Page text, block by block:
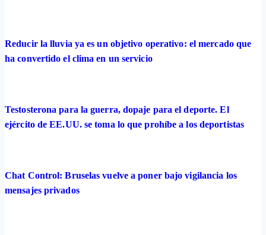
Reducir la lluvia ya es un objetivo operativo: el mercado que
ha convertido el clima en un servicio
Testosterona para la guerra, dopaje para el deporte. El
ejército de EE.UU. se toma lo que prohíbe a los deportistas
Chat Control: Bruselas vuelve a poner bajo vigilancia los
mensajes privados